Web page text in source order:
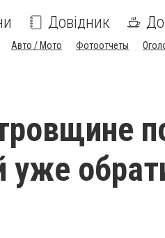
Довідник
Авто / Мото Фотоотчеты